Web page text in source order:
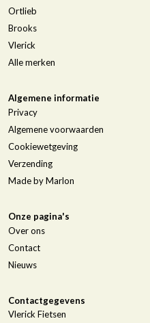
Ortlieb
Brooks
Vlerick
Alle merken
Algemene informatie
Privacy
Algemene voorwaarden
Cookiewetgeving
Verzending
Made by Marlon
Onze pagina's
Over ons
Contact
Nieuws
Contactgegevens
Vlerick Fietsen